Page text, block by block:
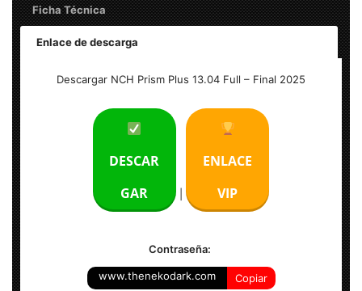
Ficha Técnica
Enlace de descarga
Descargar NCH Prism Plus 13.04 Full – Final 2025
DESCAR
GAR
ENLACE
VIP
Contraseña:
www.thenekodark.com Copiar